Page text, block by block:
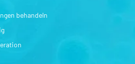
behandeln